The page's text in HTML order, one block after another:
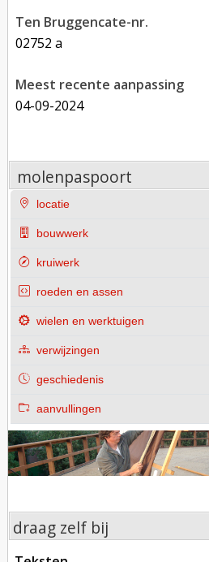
Ten Bruggencate-nr.
02752 a
Meest recente aanpassing
04-09-2024
molenpaspoort
locatie
bouwwerk
kruiwerk
roeden en assen
wielen en werktuigen
verwijzingen
geschiedenis
aanvullingen
draag zelf bij